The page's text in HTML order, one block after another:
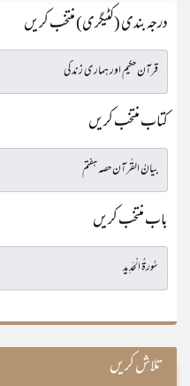
درجہ بندی (کٹیگری) منتخب کریں
کتاب منتخب کریں
باب منتخب کریں
تلاش کریں